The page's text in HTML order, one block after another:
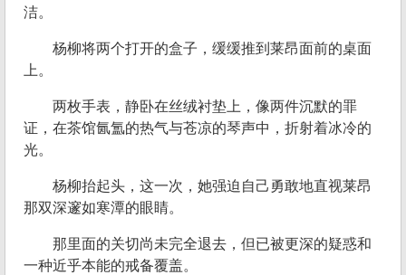
洁。
杨柳将两个打开的盒子，缓缓推到莱昂面前的桌面
上。
两枚手表，静卧在丝绒衬垫上，像两件沉默的罪
证，在茶馆氤氲的热气与苍凉的琴声中，折射着冰冷的
光。
杨柳抬起头，这一次，她强迫自己勇敢地直视莱昂
那双深邃如寒潭的眼睛。
那里面的关切尚未完全退去，但已被更深的疑惑和
一种近乎本能的戒备覆盖。